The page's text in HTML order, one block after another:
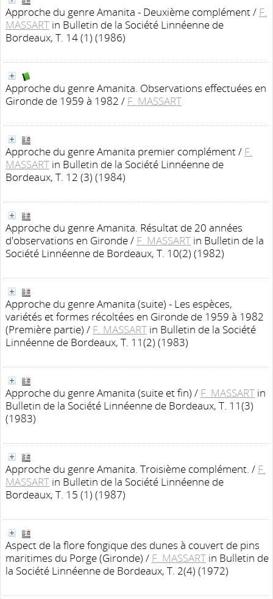
Approche du genre Amanita - Deuxième complément/ F.
MASSART in Bulletin de la Société Linnéenne de
Bordeaux, T. 14 (1) (1986)
Approche du genre Amanita. Observations effectuées en
Gironde de 1959 à 1982 / F. MASSART
Approche du genre Amanita premier complément/ F.
MASSART in Bulletin de la Société Linnéenne de
Bordeaux, T. 12 (3) (1984)
Approche du genre Amanita. Résultat de 20 années
d'observations en Gironde/ F. MASSART in Bulletin de la
Société Linnéenne de Bordeaux, T. 10(2) (1982)
Approche du genre Amanita (suite) - Les espèces,
variétés et formes récoltées en Gironde de 1959 à 1982
(Première partie) / F. MASSART in Bulletin de la Société
Linnéenne de Bordeaux, T. 11(2) (1983)
Approche du genre Amanita (suite et fin) / F. MASSART in
Bulletin de la Société Linnéenne de Bordeaux, T. 11(3)
(1983)
Approche du genre Amanita. Troisième complément. / F.
MASSART in Bulletin de la Société Linnéenne de
Bordeaux, T. 15 (1) (1987)
Aspect de la flore fongique des dunes à couvert de pins
maritimes du Porge (Gironde) / F. MASSART in Bulletin de
la Société Linnéenne de Bordeaux, T. 2(4) (1972)